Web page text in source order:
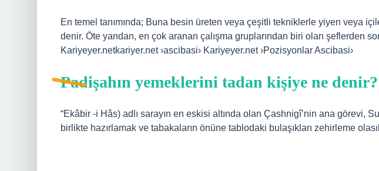
En temel tanımında; Buna besin üreten veya çeşitli tekniklerle yiyen veya
denir. Öte yandan, en çok aranan çalışma gruplarından biri olan şeflerden
Kariyeyer.netkariyer.net ›ascibasi› Kariyeyer.net ›Pozisyonlar Ascibasi›
Padişahın yemeklerini tadan kişiye ne denir?
“Ekâbir -i Hâs) adlı sarayın en eskisi altında olan Çashnigî’nin ana görevi,
birlikte hazırlamak ve tabakaların önüne tablodaki bulaşıkları zehirleme